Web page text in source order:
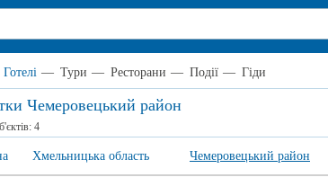
Готелі — Тури — Ресторани — Події — Гіди
Чемеровецький район
4
Хмельницька область Чемеровецький район